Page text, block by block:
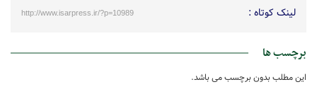
لینک کوتاه : http://www.isarpress.ir/?p=10989
برچسب ها
این مطلب بدون برچسب می باشد.